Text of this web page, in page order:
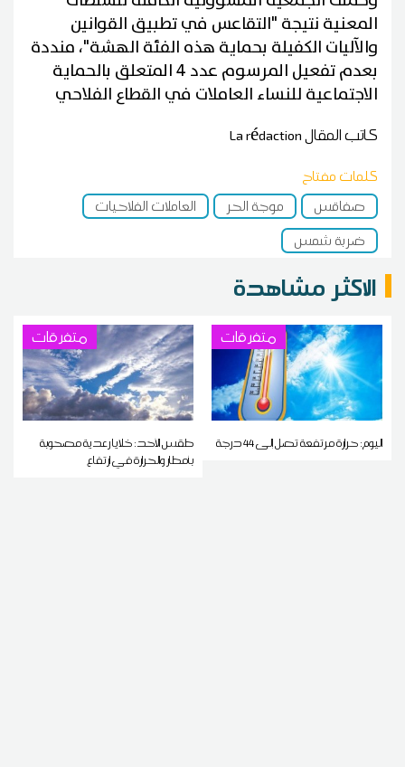
المعنية نتيجة "التقاعس في تطبيق القوانين
والآليات الكفيلة بحماية هذه الفئة الهشة"، منددة
بعدم تفعيل المرسوم عدد 4 المتعلق بالحماية
الاجتماعية للنساء العاملات في القطاع الفلاحي
كاتب المقالLa rédaction
كلمات مفتاح
صفاقس
موجة الحر
العاملات الفلاحيات
ضربة شمس
الاكثر مشاهدة
متفرقات
اليوم: حرارة مرتفعة تصل إلى 44 درجة
متفرقات
طقس الأحد: خلايا رعدية مصحوبة
بأمطار والحرارة في ارتفاع